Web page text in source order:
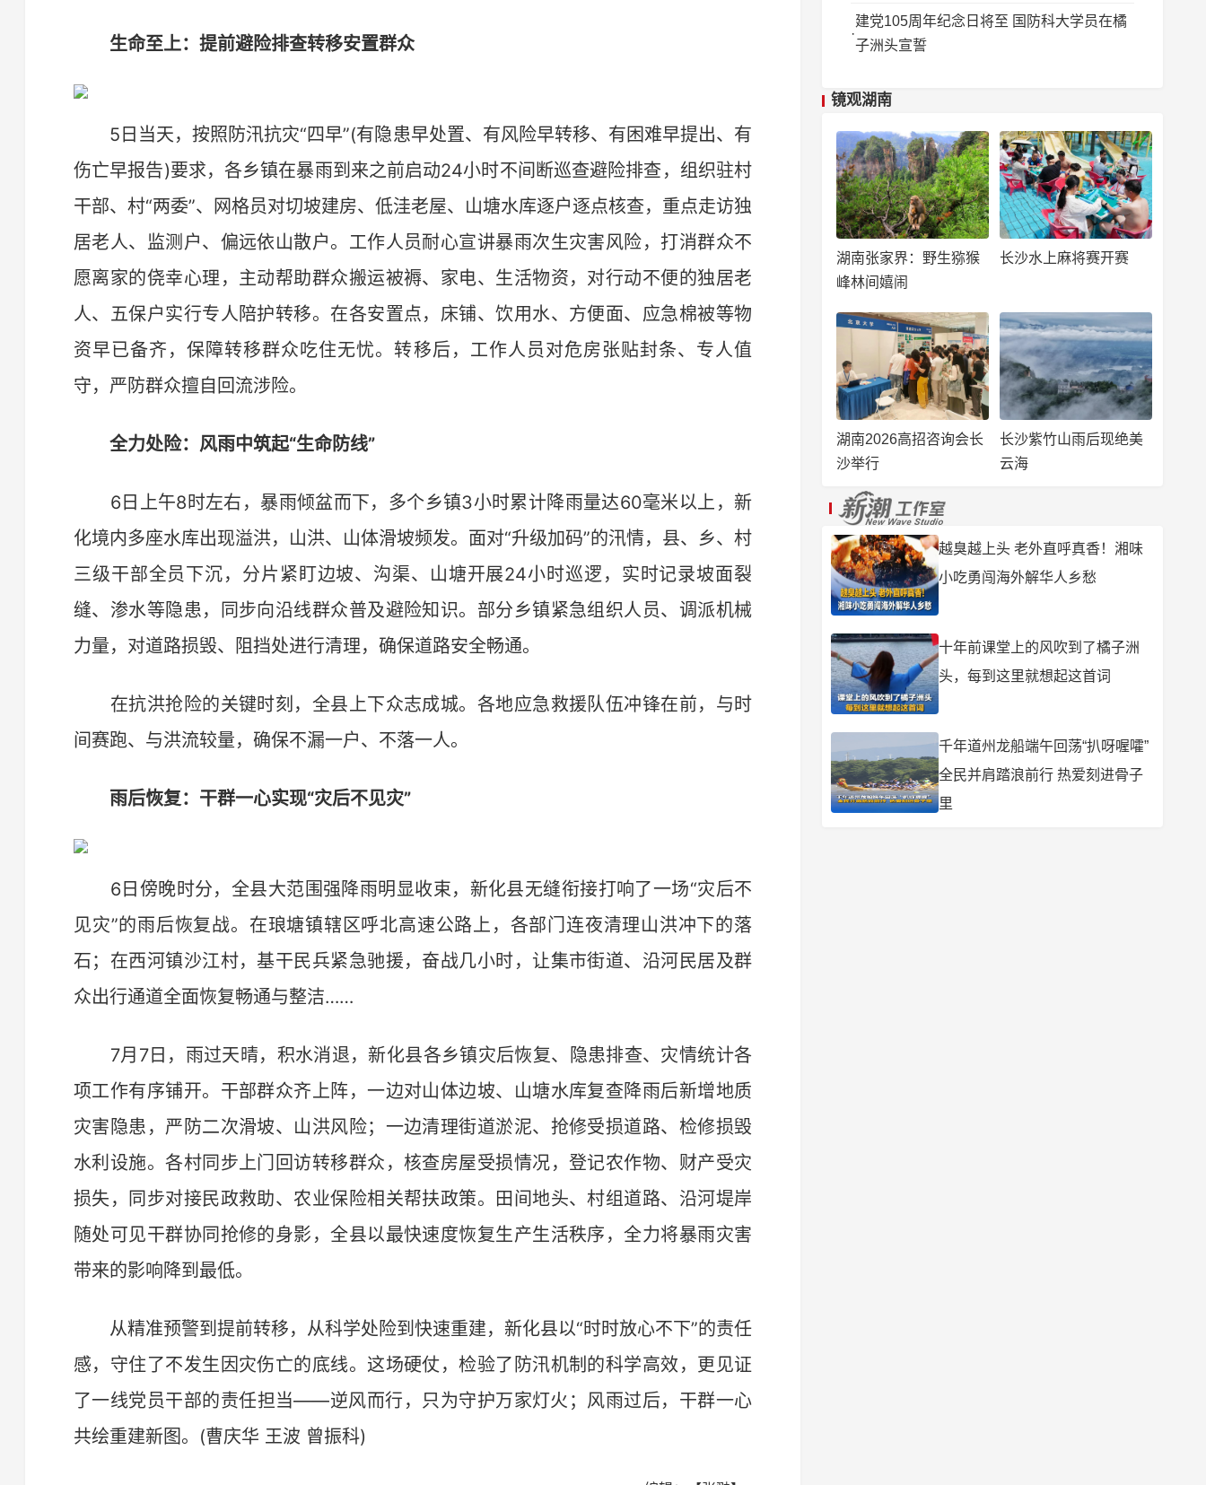
生命至上：提前避险排查转移安置群众
5日当天，按照防汛抗灾“四早”(有隐患早处置、有风险早转移、有困难早提出、有
伤亡早报告)要求，各乡镇在暴雨到来之前启动24小时不间断巡查避险排查，组织驻村
干部、村“两委”、网格员对切坡建房、低洼老屋、山塘水库逐户逐点核查，重点走访独
居老人、监测户、偏远依山散户。工作人员耐心宣讲暴雨次生灾害风险，打消群众不
愿离家的侥幸心理，主动帮助群众搬运被褥、家电、生活物资，对行动不便的独居老
人、五保户实行专人陪护转移。在各安置点，床铺、饮用水、方便面、应急棉被等物
资早已备齐，保障转移群众吃住无忧。转移后，工作人员对危房张贴封条、专人值
守，严防群众擅自回流涉险。
全力处险：风雨中筑起“生命防线”
6日上午8时左右，暴雨倾盆而下，多个乡镇3小时累计降雨量达60毫米以上，新
化境内多座水库出现溢洪，山洪、山体滑坡频发。面对“升级加码”的汛情，县、乡、村
三级干部全员下沉，分片紧盯边坡、沟渠、山塘开展24小时巡逻，实时记录坡面裂
缝、渗水等隐患，同步向沿线群众普及避险知识。部分乡镇紧急组织人员、调派机械
力量，对道路损毁、阻挡处进行清理，确保道路安全畅通。
在抗洪抢险的关键时刻，全县上下众志成城。各地应急救援队伍冲锋在前，与时
间赛跑、与洪流较量，确保不漏一户、不落一人。
雨后恢复：干群一心实现“灾后不见灾”
6日傍晚时分，全县大范围强降雨明显收束，新化县无缝衔接打响了一场“灾后不
见灾”的雨后恢复战。在琅塘镇辖区呼北高速公路上，各部门连夜清理山洪冲下的落
石；在西河镇沙江村，基干民兵紧急驰援，奋战几小时，让集市街道、沿河民居及群
众出行通道全面恢复畅通与整洁……
7月7日，雨过天晴，积水消退，新化县各乡镇灾后恢复、隐患排查、灾情统计各
项工作有序铺开。干部群众齐上阵，一边对山体边坡、山塘水库复查降雨后新增地质
灾害隐患，严防二次滑坡、山洪风险；一边清理街道淤泥、抢修受损道路、检修损毁
水利设施。各村同步上门回访转移群众，核查房屋受损情况，登记农作物、财产受灾
损失，同步对接民政救助、农业保险相关帮扶政策。田间地头、村组道路、沿河堤岸
随处可见干群协同抢修的身影，全县以最快速度恢复生产生活秩序，全力将暴雨灾害
带来的影响降到最低。
从精准预警到提前转移，从科学处险到快速重建，新化县以“时时放心不下”的责任
感，守住了不发生因灾伤亡的底线。这场硬仗，检验了防汛机制的科学高效，更见证
了一线党员干部的责任担当——逆风而行，只为守护万家灯火；风雨过后，干群一心
共绘重建新图。(曹庆华 王波 曾振科)
建党105周年纪念日将至 国防科大学员在橘
子洲头宣誓
镜观湖南
湖南张家界：野生猕猴
峰林间嬉闹
长沙水上麻将赛开赛
湖南2026高招咨询会长
沙举行
长沙紫竹山雨后现绝美
云海
越臭越上头 老外直呼真香！湘味
小吃勇闯海外解华人乡愁
十年前课堂上的风吹到了橘子洲
头，每到这里就想起这首词
千年道州龙船端午回荡“扒呀喔嚯”
全民并肩踏浪前行 热爱刻进骨子
里